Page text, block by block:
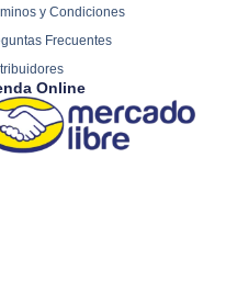
y Condiciones
Frecuentes
Online